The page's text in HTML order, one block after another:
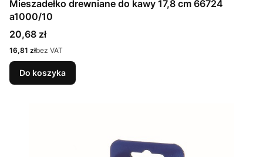
Mieszadełko drewniane do kawy 17,8 cm 66724
a1000/10
Cena
20,68 zł
Cena
16,81 złbez VAT
Do koszyka